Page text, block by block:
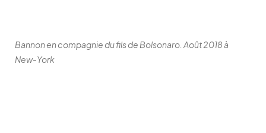
Bannon en compagnie du fils de Bolsonaro. Août 2018 à
New-York